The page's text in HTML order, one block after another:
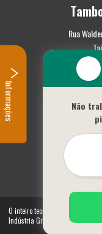
Rua
O inteiro teor deste site está
Indústria Gráfica (Lei 9610 de 19/
Não
Informações